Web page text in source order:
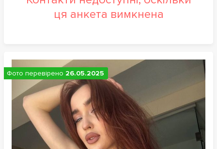
ця анкета вимкнена
Фото перевірено 26.05.2025